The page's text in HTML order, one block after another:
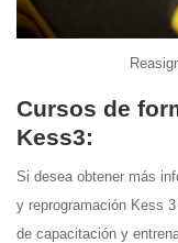
Cursos de
Kess3:
Si desea obtener más
y reprogramación Kess
de capacitación y